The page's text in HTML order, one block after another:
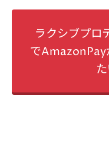
ラクシブプロ
でAmazonPay